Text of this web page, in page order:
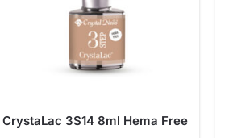
CrystaLac 3S14 8ml Hema Free